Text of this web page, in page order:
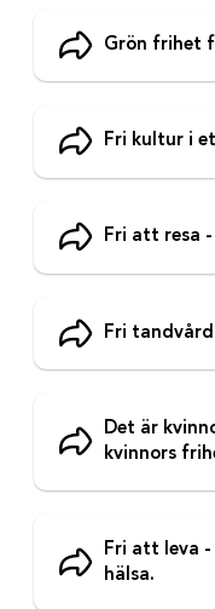
Grön frihet
Fri kultur i
Fri att resa
Fri
Det är
kvinnors
Fri att leva -
hälsa.